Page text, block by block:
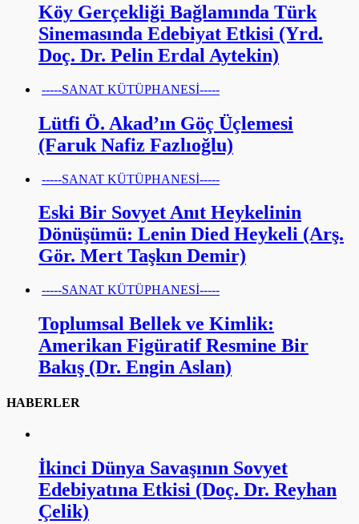
Köy Gerçekliği Bağlamında Türk
Sinemasında Edebiyat Etkisi (Yrd.
Doç. Dr. Pelin Erdal Aytekin)
-----SANAT KÜTÜPHANESİ-----
Lütfi Ö. Akad’ın Göç Üçlemesi
(Faruk Nafiz Fazlıoğlu)
-----SANAT KÜTÜPHANESİ-----
Eski Bir Sovyet Anıt Heykelinin
Dönüşümü: Lenin Died Heykeli (Arş.
Gör. Mert Taşkın Demir)
-----SANAT KÜTÜPHANESİ-----
Toplumsal Bellek ve Kimlik:
Amerikan Figüratif Resmine Bir
Bakış (Dr. Engin Aslan)
HABERLER
İkinci Dünya Savaşının Sovyet
Edebiyatına Etkisi (Doç. Dr. Reyhan
Çelik)